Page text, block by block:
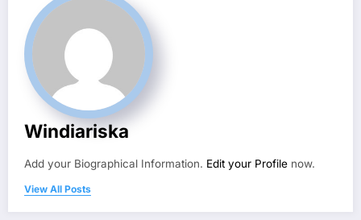
Windiariska
Add your Biographical Information. Edit your Profile now.
View All Posts